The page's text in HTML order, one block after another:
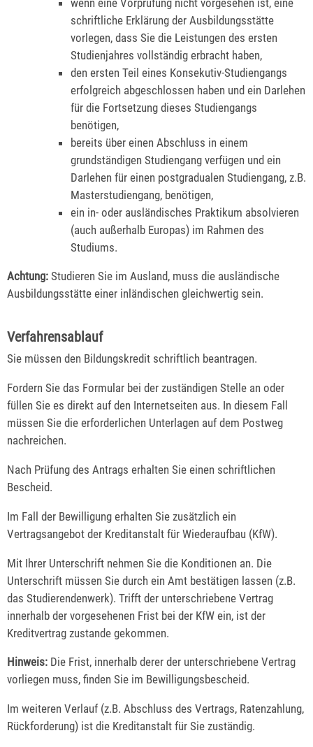
schriftliche Erklärung der Ausbildungsstätte
vorlegen, dass Sie die Leistungen des ersten
Studienjahres vollständig erbracht haben,
den ersten Teil eines Konsekutiv-Studiengangs
erfolgreich abgeschlossen haben und ein Darlehen
für die Fortsetzung dieses Studiengangs
benötigen,
bereits über einen Abschluss in einem
grundständigen Studiengang verfügen und ein
Darlehen für einen postgradualen Studiengang, z.B.
Masterstudiengang, benötigen,
ein in- oder ausländisches Praktikum absolvieren
(auch außerhalb Europas) im Rahmen des
Studiums.
Achtung: Studieren Sie im Ausland, muss die ausländische
Ausbildungsstätte einer inländischen gleichwertig sein.
Verfahrensablauf
Sie müssen den Bildungskredit schriftlich beantragen.
Fordern Sie das Formular bei der zuständigen Stelle an oder
füllen Sie es direkt auf den Internetseiten aus. In diesem Fall
müssen Sie die erforderlichen Unterlagen auf dem Postweg
nachreichen.
Nach Prüfung des Antrags erhalten Sie einen schriftlichen
Bescheid.
Im Fall der Bewilligung erhalten Sie zusätzlich ein
Vertragsangebot der Kreditanstalt für Wiederaufbau (KfW).
Mit Ihrer Unterschrift nehmen Sie die Konditionen an. Die
Unterschrift müssen Sie durch ein Amt bestätigen lassen (z.B.
das Studierendenwerk). Trifft der unterschriebene Vertrag
innerhalb der vorgesehenen Frist bei der KfW ein, ist der
Kreditvertrag zustande gekommen.
Hinweis: Die Frist, innerhalb derer der unterschriebene Vertrag
vorliegen muss, finden Sie im Bewilligungsbescheid.
Im weiteren Verlauf (z.B. Abschluss des Vertrags, Ratenzahlung,
Rückforderung) ist die Kreditanstalt für Sie zuständig.